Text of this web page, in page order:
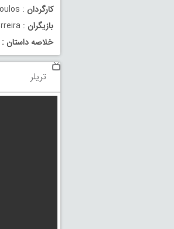
کارگردان : Jimmy Giannopoulos
بازیگران : Ashley Benson, Jon Foster, Sky Ferreira
خلاصه داستان :
تریلر